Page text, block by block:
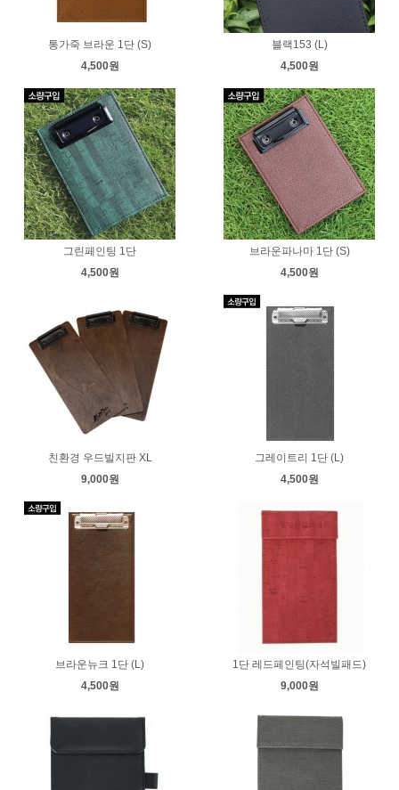
통가죽 브라운 1단 (S)
4,500원
블랙153 (L)
4,500원
그린페인팅 1단
4,500원
브라운파나마 1단 (S)
4,500원
친환경 우드빌지판 XL
9,000원
그레이트리 1단 (L)
4,500원
브라운뉴크 1단 (L)
4,500원
1단 레드페인팅(자석빌패드)
9,000원